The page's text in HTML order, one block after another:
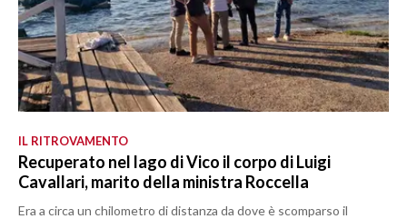
IL RITROVAMENTO
Recuperato nel lago di Vico il corpo di Luigi
Cavallari, marito della ministra Roccella
Era a circa un chilometro di distanza da dove è scomparso il